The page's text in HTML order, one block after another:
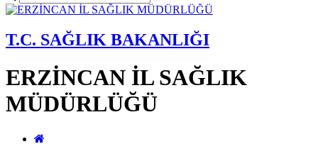
T.C. SAĞLIK BAKANLIĞI
ERZİNCAN İL SAĞLIK
MÜDÜRLÜĞÜ